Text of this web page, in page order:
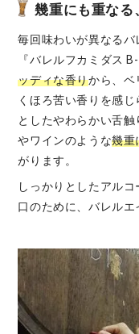
幾重にも重なる
毎回味わいが異なる
『バレルフカミダス
ッディな香りから、ベ
くほろ苦い香りを感
としたやわらかい舌
やワインのような幾重
がります。
しっかりとしたアル
口のために、バレルエ